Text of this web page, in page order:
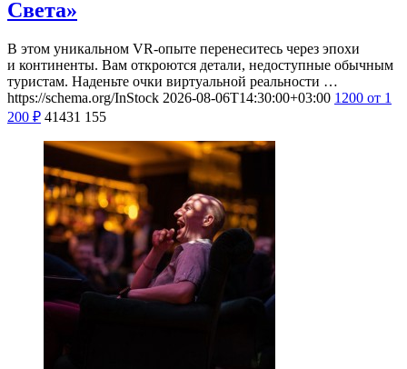
Света»
В этом уникальном VR-опыте перенеситесь через эпохи
и континенты. Вам откроются детали, недоступные обычным
туристам. Наденьте очки виртуальной реальности …
https://schema.org/InStock 2026-08-06T14:30:00+03:00 1200 от 1
200 ₽ 41431 155